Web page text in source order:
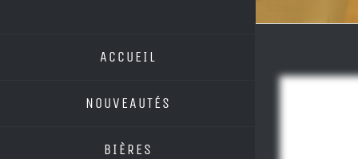
ACCUEIL
NOUVEAUTÉS
BIÈRES